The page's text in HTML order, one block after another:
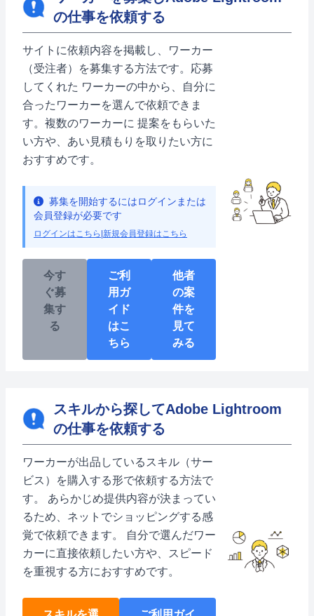
の仕事を依頼する
サイトに依頼内容を掲載し、ワーカー
（受注者）を募集する方法です。応募
してくれた ワーカーの中から、自分に
合ったワーカーを選んで依頼できま
す。複数のワーカーに 提案をもらいた
い方や、あい見積もりを取りたい方に
おすすめです。
募集を開始するにはログインまたは
会員登録が必要です
ログインはこちら 新規会員登録はこちら
今す
ぐ募
集す
る
ご利
用ガ
イド
はこ
ちら
他者
の案
件を
見て
みる
スキルから探してAdobe Lightroom
の仕事を依頼する
ワーカーが出品しているスキル（サー
ビス）を購入する形で依頼する方法で
す。 あらかじめ提供内容が決まってい
るため、ネットでショッピングする感
覚で依頼できます。 自分で選んだワー
カーに直接依頼したい方や、スピード
を重視する方におすすめです。